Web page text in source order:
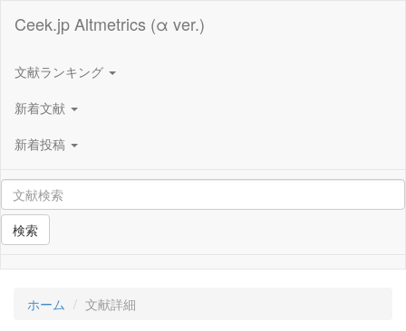
Ceek.jp Altmetrics (α ver.)
文献ランキング
新着文献
新着投稿
検索
ホーム 文献詳細